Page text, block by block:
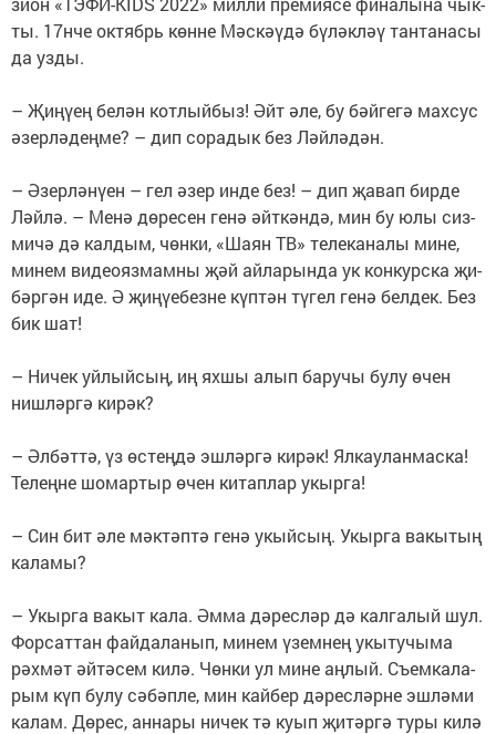
ты. 17нче ок­тябрь көн­не Мәс­кәү­дә бү­ләк­ләү тан­та­на­сы
да уз­ды.
– Җи­ңү­ең бе­лән кот­лый­быз! Әйт әле, бу бәй­ге­гә мах­сус
әзер­лә­дең­ме? – дип со­ра­дык без Ләй­лә­дән.
– Әзер­лә­нү­ен – гел әзер ин­де без! – дип җа­вап бир­де
Ләй­лә. – Ме­нә дө­ре­сен ге­нә әйт­кән­дә, мин бу юлы сиз­
ми­чә дә кал­дым, чөн­ки, «Ша­ян ТВ» те­ле­ка­на­лы ми­не,
ми­нем ви­део­яз­мам­ны җәй ай­ла­рын­да ук кон­курс­ка җи­
бәр­гән иде. Ә җи­ңү­е­без­не күп­тән тү­гел ге­нә бел­дек. Без
бик шат!
– Ни­чек уй­лый­сың, иң ях­шы алып ба­ру­чы бу­лу өчен
ниш­ләр­гә ки­рәк?
– Әл­бәт­тә, үз өс­тең­дә эш­ләр­гә ки­рәк! Ял­кау­лан­мас­ка!
Те­лең­не шо­мар­тыр өчен ки­тап­лар укыр­га!
– Син бит әле мәк­тәп­тә ге­нә укый­сың. Укыр­га ва­кы­тың
ка­ла­мы?
– Укыр­га ва­кыт ка­ла. Әм­ма дә­рес­ләр дә кал­га­лый шул.
Фор­сат­тан фай­да­ла­нып, ми­нем үзем­нең укы­ту­чы­ма
рәх­мәт әй­тә­сем ки­лә. Чөн­ки ул ми­не аң­лый. Съем­ка­ла­
рым күп бу­лу сә­бәп­ле, мин кай­бер дә­рес­ләр­не эш­лә­ми
ка­лам. Дө­рес, ан­на­ры ни­чек тә ку­ып җи­тәр­гә ту­ры ки­лә